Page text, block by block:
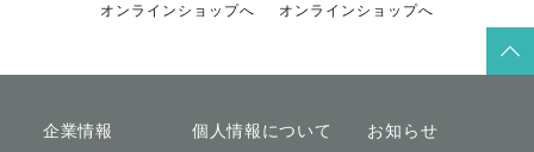
オンラインショップへ オンラインショップへ
企業情報 個人情報について
お知らせ